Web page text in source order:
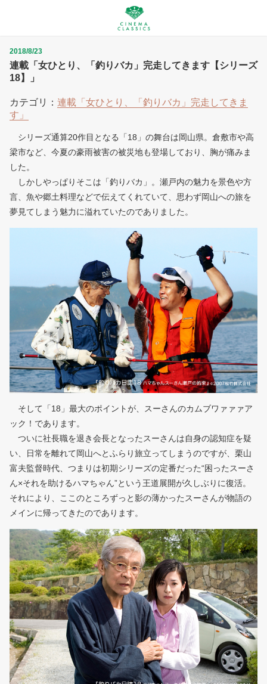
連載「女ひとり、「釣りバカ」完走してきます【シリーズ
18】」
2018/8/23
カテゴリ： 連載「女ひとり、「釣りバカ」完走してきま
す」
シリーズ通算20作目となる「18」の舞台は岡山県。倉敷市や高
梁市など、今夏の豪雨被害の被災地も登場しており、胸が痛みま
した。
しかしやっぱりそこは「釣りバカ」。瀬戸内の魅力を景色や方
言、魚や郷土料理などで伝えてくれていて、思わず岡山への旅を
夢見てしまう魅力に溢れていたのでありました。
そして「18」最大のポイントが、スーさんのカムブワァァァア
ック！であります。
ついに社長職を退き会長となったスーさんは自身の認知症を疑
い、日常を離れて岡山へとふらり旅立ってしまうのですが、栗山
富夫監督時代、つまりは初期シリーズの定番だった“困ったスーさ
ん×それを助けるハマちゃん”という王道展開が久しぶりに復活。
それにより、ここのところずっと影の薄かったスーさんが物語の
メインに帰ってきたのであります。